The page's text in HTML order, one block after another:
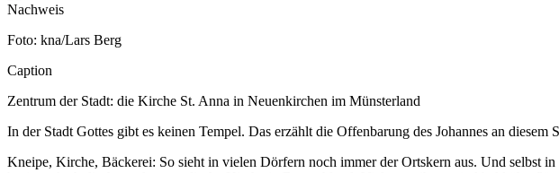
Nachweis
Foto: kna/Lars Berg
Caption
Zentrum der Stadt: die Kirche St. Anna in Neuenkirchen im Münsterland
In der Stadt Gottes gibt es keinen Tempel. Das erzählt die Offenbarung des Johannes an
Kneipe, Kirche, Bäckerei: So sieht in vielen Dörfern noch immer der Ortskern aus. Und selbst